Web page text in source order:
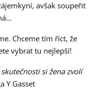
avšak soupeřit
Chceme tím říct, že
vybrat tu nejlepší!
si žena zvolí
Y Gasset